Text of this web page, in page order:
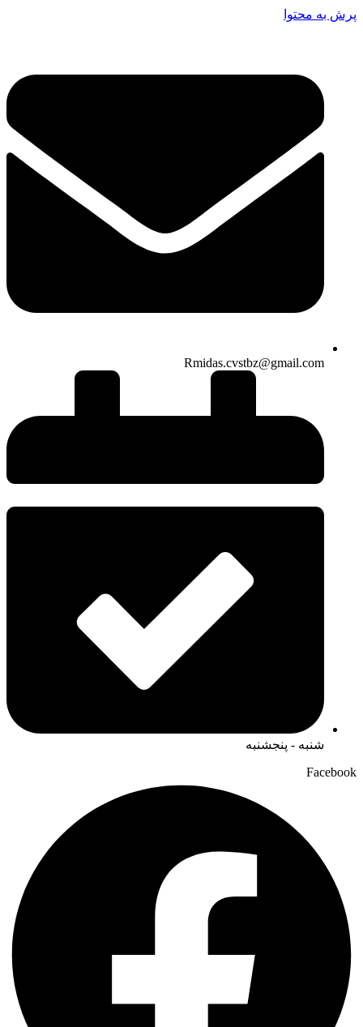
پرش به محتوا
Rmidas.cvstbz@gmail.com
شنبه - پنجشنبه
Facebook